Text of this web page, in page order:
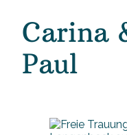
Carina
Paul